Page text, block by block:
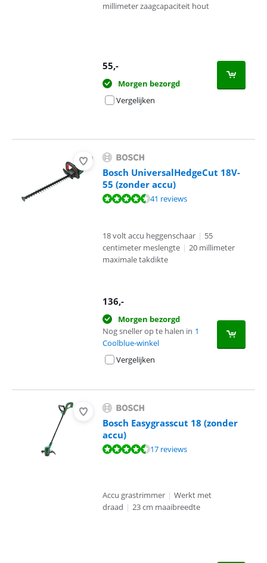
millimeter zaagcapaciteit hout
55,-
Morgen bezorgd
Vergelijken
Bosch UniversalHedgeCut 18V-
55 (zonder accu)
Beoordeling is 8,6 van de 10, gebaseerd op 41 reviews.
41 reviews
18 volt accu heggenschaar | 55
centimeter meslengte | 20 millimeter
maximale takdikte
136,-
Morgen bezorgd
Nog sneller op te halen in 1
Coolblue-winkel
Vergelijken
Bosch Easygrasscut 18 (zonder
accu)
Beoordeling is 8,9 van de 10, gebaseerd op 17 reviews.
17 reviews
Accu grastrimmer | Werkt met
draad | 23 cm maaibreedte